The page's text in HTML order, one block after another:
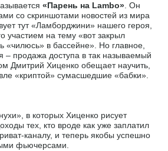
«Парень на Lambo» . Он
со скриншотами новостей из мира
тут «Ламборджини» нашего героя,
участием на тему «вот закрыл
«чилюсь» в бассейне». Но главное,
– продажа доступа в так называемый
Дмитрий Хиценко обещает научить,
«криптой» сумасшедшие «бабки».
в которых Хиценко рисует
тех, кто вроде как уже заплатил
каналу, и теперь якобы успешно
фьючерсами.